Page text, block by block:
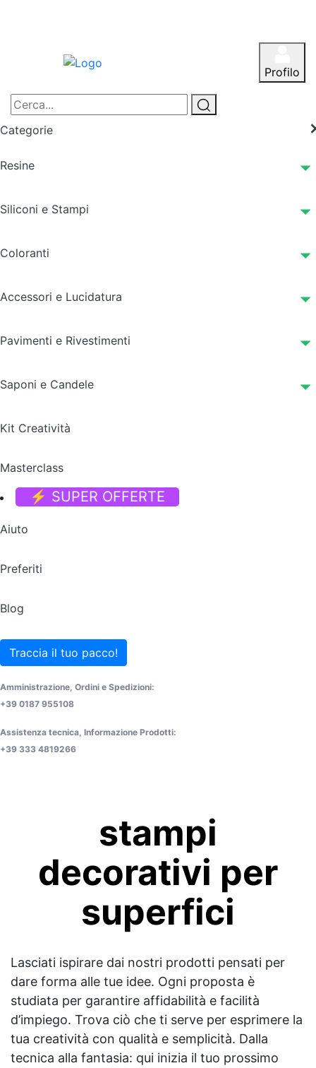
Profilo
Categorie
Resine
Siliconi e Stampi
Coloranti
Accessori e Lucidatura
Pavimenti e Rivestimenti
Saponi e Candele
Kit Creatività
Masterclass
⚡ SUPER OFFERTE
Aiuto
Preferiti
Blog
Traccia il tuo pacco!
Amministrazione, Ordini e Spedizioni:
+39 0187 955108
Assistenza tecnica, Informazione Prodotti:
+39 333 4819266
stampi
decorativi per
superfici
Lasciati ispirare dai nostri prodotti pensati per
dare forma alle tue idee. Ogni proposta è
studiata per garantire affidabilità e facilità
d’impiego. Trova ciò che ti serve per esprimere la
tua creatività con qualità e semplicità. Dalla
tecnica alla fantasia: qui inizia il tuo prossimo